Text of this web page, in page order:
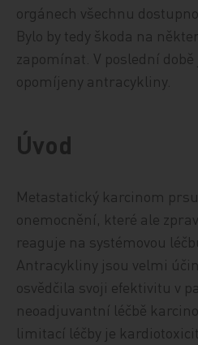
orgánech všechnu
Bylo by tedy škoda na
zapomínat. V poslední
opomíjeny antracykliny.
Úvod
Metastatický karcinom
onemocnění, které ale
reaguje na systémovou
Antracykliny jsou velmi
osvědčila svoji efektivitu v
neoadjuvantní léčbě
limitací léčby je